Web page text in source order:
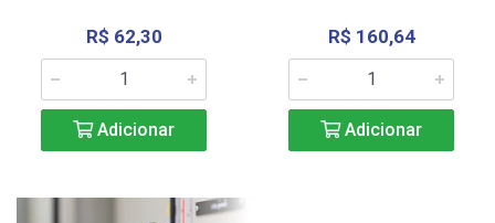
R$ 62,30
Adicionar
R$ 160,64
Adicionar